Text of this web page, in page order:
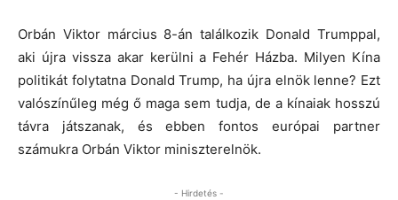
Orbán Viktor március 8-án találkozik Donald Trumppal,
aki újra vissza akar kerülni a Fehér Házba. Milyen Kína
politikát folytatna Donald Trump, ha újra elnök lenne? Ezt
valószínűleg még ő maga sem tudja, de a kínaiak hosszú
távra játszanak, és ebben fontos európai partner
számukra Orbán Viktor miniszterelnök.
- Hirdetés -